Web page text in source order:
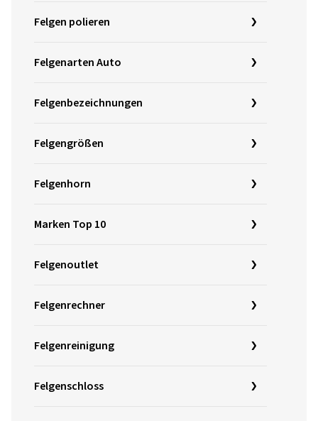
Felgen polieren
Felgenarten Auto
Felgenbezeichnungen
Felgengrößen
Felgenhorn
Marken Top 10
Felgenoutlet
Felgenrechner
Felgenreinigung
Felgenschloss